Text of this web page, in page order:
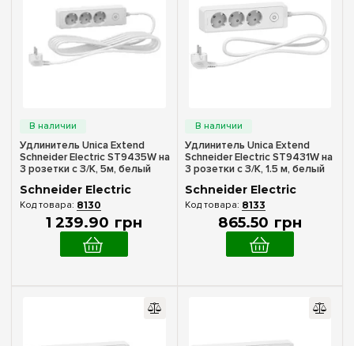
Удлинитель Unica Extend
Schneider Electric ST9435W на
3 розетки с З/К, 5м, белый
Schneider Electric
8130
1 239.90 грн
Удлинитель Unica Extend
Schneider Electric ST9431W на
3 розетки с З/К, 1.5 м, белый
Schneider Electric
8133
865.50 грн